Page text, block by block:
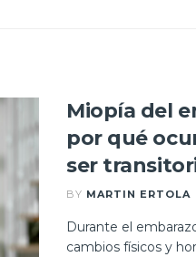
Miopía del
por qué
ser
BY MARTIN ERTOLA
Durante el
cambios físicos y